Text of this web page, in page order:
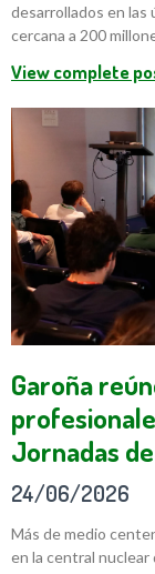
desarrollados en las
cercana a 200
View complete
Garoña
Jornadas
24/06/2026
Más de medio
en la central nuclear